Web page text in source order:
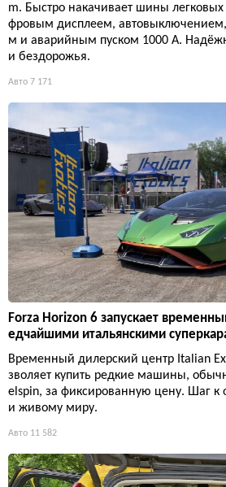
m. Быстро накачивает шины
фровым дисплеем,
м и аварийным пуском 1000 А.
и бездорожья.
Авто 7 171
Forza Horizon 6 запускает
едчайшими итальянскими
Временный дилерский центр Italian
зволяет купить редкие машины,
elspin, за фиксированную цену. Шаг к
и живому миру.
Авто 11 582